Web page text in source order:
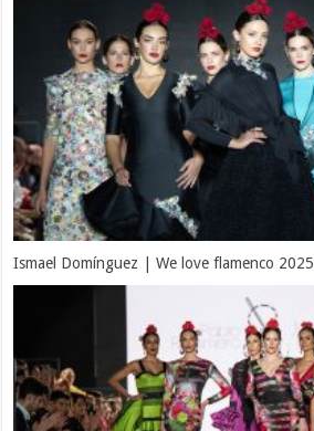
Ismael Domínguez | We love flamenco 2025